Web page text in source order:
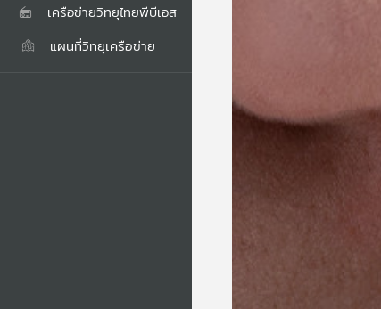
เครือข่ายวิทยุไทยพีบีเอส
แผนที่วิทยุเครือข่าย